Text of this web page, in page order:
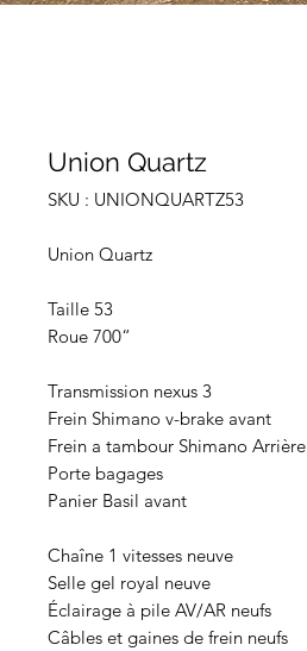
Union Quartz
SKU : UNIONQUARTZ53
Union Quartz
Taille 53
Roue 700“
Transmission nexus 3
Frein Shimano v-brake avant
Frein a tambour Shimano Arrière
Porte bagages
Panier Basil avant
Chaîne 1 vitesses neuve
Selle gel royal neuve
Éclairage à pile AV/AR neufs
Câbles et gaines de frein neufs